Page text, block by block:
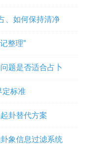
、如何保持清净
整理”
题是否适合占卜
定标准
卦替代方案
象信息过滤系统